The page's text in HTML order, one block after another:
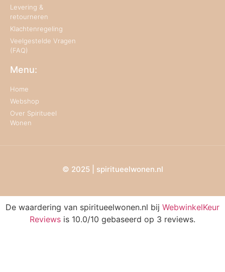
Levering &
retourneren
Klachtenregeling
Veelgestelde Vragen
(FAQ)
Menu:
Home
Webshop
Over Spiritueel
Wonen
© 2025 | spiritueelwonen.nl
De waardering van spiritueelwonen.nl bij WebwinkelKeur
Reviews is 10.0/10 gebaseerd op 3 reviews.